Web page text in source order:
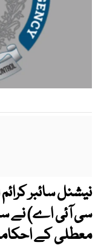
نیشنل سائبر
سی آئی اے) نے
معطلی کے